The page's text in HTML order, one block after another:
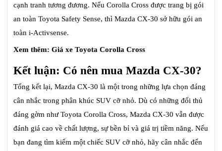
cạnh tranh tương đương. Nếu Corolla Cross được trang bị gói
an toàn Toyota Safety Sense, thì Mazda CX-30 sở hữu gói an
toàn i-Activsense.
Xem thêm: Giá xe Toyota Corolla Cross
Kết luận: Có nên mua Mazda CX-30?
Tổng kết lại, Mazda CX-30 là một trong những lựa chọn đáng
cân nhắc trong phân khúc SUV cỡ nhỏ. Dù có những đối thủ
đáng gờm như Toyota Corolla Cross, Mazda CX-30 vẫn được
đánh giá cao về chất lượng, sự bền bỉ và giá trị tiềm năng. Nếu
bạn đang tìm kiếm một chiếc SUV cỡ nhỏ, hãy cân nhắc đến